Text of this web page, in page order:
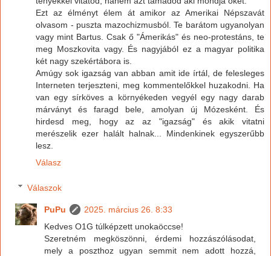
Ezt az élményt élem át amikor az Amerikai Népszavát
olvasom - puszta mazochizmusból. Te barátom ugyanolyan
vagy mint Bartus. Csak ő "Ámerikás" és neo-protestáns, te
meg Moszkovita vagy. És nagyjából ez a magyar politika
két nagy szekértábora is.
Amúgy sok igazság van abban amit ide írtál, de felesleges
Interneten terjeszteni, meg kommentelőkkel huzakodni. Ha
van egy sírköves a környékeden vegyél egy nagy darab
márványt és faragd bele, amolyan új Mózesként. És
hirdesd meg, hogy az az "igazság" és akik vitatni
merészelik ezer halált halnak... Mindenkinek egyszerűbb
lesz.
Válasz
Válaszok
PuPu
2025. március 26. 8:33
Kedves O1G túlképzett unokaöccse!
Szeretném megköszönni, érdemi hozzászólásodat,
mely a poszthoz ugyan semmit nem adott hozzá,